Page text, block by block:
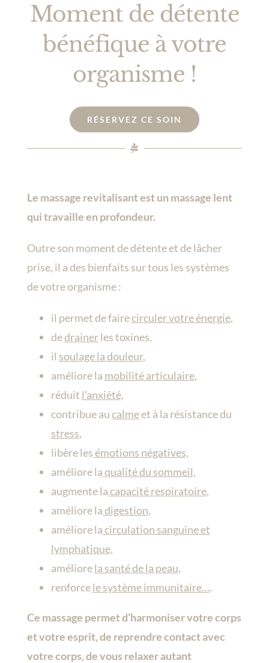
Moment de détente
bénéfique à votre
organisme !
RÉSERVEZ CE SOIN
Le massage revitalisant est un massage lent
qui travaille en profondeur.
Outre son moment de détente et de lâcher
prise, il a des bienfaits sur tous les systèmes
de votre organisme :
il permet de fairecirculer votre énergie,
dedrainerles toxines,
il soulage la douleur,
améliore la mobilité articulaire,
réduit l’anxiété,
contribue aucalmeet à la résistance du
stress,
libère lesémotions négatives,
améliore laqualité du sommeil,
augmente lacapacité respiratoire,
améliore ladigestion,
améliore lacirculation sanguine et
lymphatique,
améliorela santé de la peau,
renforcele système immunitaire….
Ce massage permet d’harmoniser votre corps
et votre esprit, de reprendre contact avec
votre corps, de vous relaxer autant